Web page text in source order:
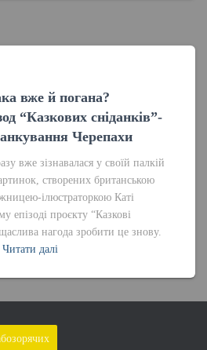
вже й погана?
“Казкових сніданків”-
Черепахи
вже зізнавалася у своїй палкій
створених британською
ілюстраторкою Каті
епізоді проєкту “Казкові
нагода зробити це знову.
Читати далі